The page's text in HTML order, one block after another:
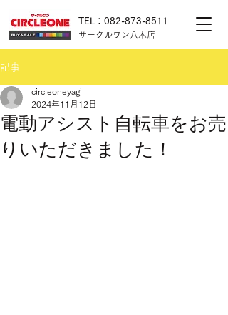
サークルワン八木店
TEL：082-873-8511
記事
電動アシスト自転車をお売
りいただきました！
circleoneyagi
2024年11月12日